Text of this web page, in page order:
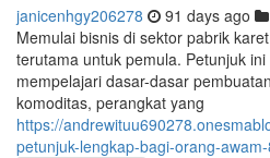
janicenhgy206278 91 days ago
Memulai bisnis di sektor pabrik
terutama untuk pemula. Petunjuk
mempelajari dasar-dasar
komoditas, perangkat yang
https://
petunjuk-lengkap-bagi-orang-